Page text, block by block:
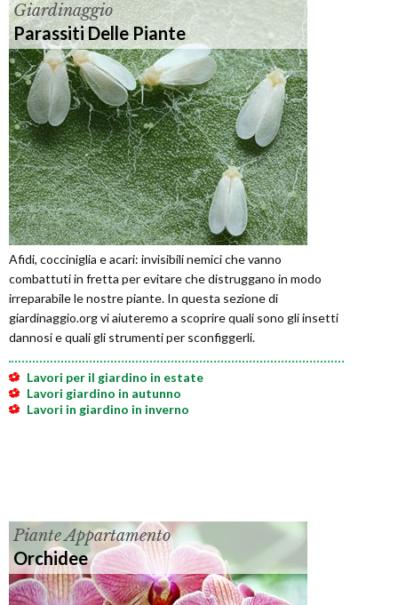
Giardinaggio
Parassiti Delle Piante
Afidi, cocciniglia e acari: invisibili nemici che vanno
combattuti in fretta per evitare che distruggano in modo
irreparabile le nostre piante. In questa sezione di
giardinaggio.org vi aiuteremo a scoprire quali sono gli insetti
dannosi e quali gli strumenti per sconfiggerli.
Lavori per il giardino in estate
Lavori giardino in autunno
Lavori in giardino in inverno
Piante Appartamento
Orchidee